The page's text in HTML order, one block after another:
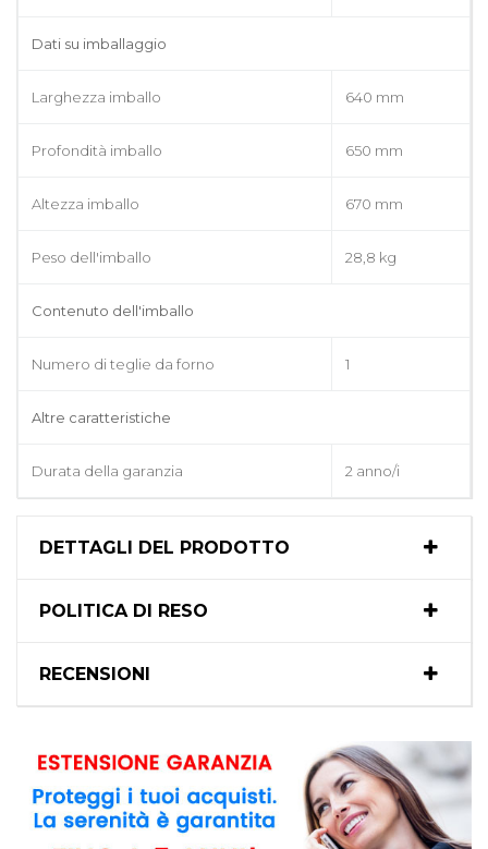
Dati su imballaggio
Larghezza imballo 640 mm
Profondità imballo 650 mm
Altezza imballo 670 mm
Peso dell'imballo 28,8 kg
Contenuto dell'imballo
Numero di teglie da forno 1
Altre caratteristiche
Durata della garanzia 2 anno/i
DETTAGLI DEL PRODOTTO
POLITICA DI RESO
RECENSIONI